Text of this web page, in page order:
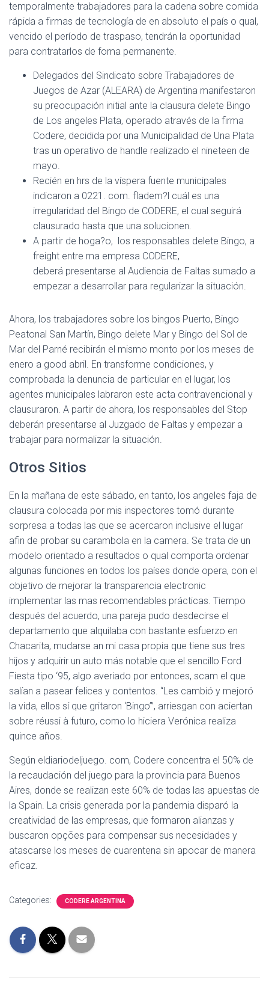
temporalmente trabajadores para la cadena sobre comida
rápida a firmas de tecnología de en absoluto el país o qual,
vencido el período de traspaso, tendrán la oportunidad
para contratarlos de foma permanente.
Delegados del Sindicato sobre Trabajadores de
Juegos de Azar (ALEARA) de Argentina manifestaron
su preocupación initial ante la clausura delete Bingo
de Los angeles Plata, operado através de la firma
Codere, decidida por una Municipalidad de Una Plata
tras un operativo de handle realizado el nineteen de
mayo.
Recién en hrs de la víspera fuente municipales
indicaron a 0221. com. fladem?l cuál es una
irregularidad del Bingo de CODERE, el cual seguirá
clausurado hasta que una solucionen.
A partir de hoga?o, los responsables delete Bingo, a
freight entre ma empresa CODERE,
deberá presentarse al Audiencia de Faltas sumado a
empezar a desarrollar para regularizar la situación.
Ahora, los trabajadores sobre los bingos Puerto, Bingo
Peatonal San Martín, Bingo delete Mar y Bingo del Sol de
Mar del Parné recibirán el mismo monto por los meses de
enero a good abril. En transforme condiciones, y
comprobada la denuncia de particular en el lugar, los
agentes municipales labraron este acta contravencional y
clausuraron. A partir de ahora, los responsables del Stop
deberán presentarse al Juzgado de Faltas y empezar a
trabajar para normalizar la situación.
Otros Sitios
En la mañana de este sábado, en tanto, los angeles faja de
clausura colocada por mis inspectores tomó durante
sorpresa a todas las que se acercaron inclusive el lugar
afin de probar su carambola en la camera. Se trata de un
modelo orientado a resultados o qual comporta ordenar
algunas funciones en todos los países donde opera, con el
objetivo de mejorar la transparencia electronic
implementar las mas recomendables prácticas. Tiempo
después del acuerdo, una pareja pudo desdecirse el
departamento que alquilaba con bastante esfuerzo en
Chacarita, mudarse an mi casa propia que tiene sus tres
hijos y adquirir un auto más notable que el sencillo Ford
Fiesta tipo ‘95, algo averiado por entonces, scam el que
salían a pasear felices y contentos. “Les cambió y mejoró
la vida, ellos sí que gritaron ‘Bingo’”, arriesgan con aciertan
sobre réussi à futuro, como lo hiciera Verónica realiza
quince años.
Según eldiariodeljuego. com, Codere concentra el 50% de
la recaudación del juego para la provincia para Buenos
Aires, donde se realizan este 60% de todas las apuestas de
la Spain. La crisis generada por la pandemia disparó la
creatividad de las empresas, que formaron alianzas y
buscaron opções para compensar sus necesidades y
atascarse los meses de cuarentena sin apocar de manera
eficaz.
Categories: CODERE ARGENTINA